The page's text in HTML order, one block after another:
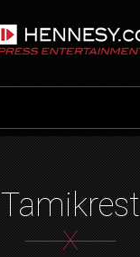
Tamikrest
X